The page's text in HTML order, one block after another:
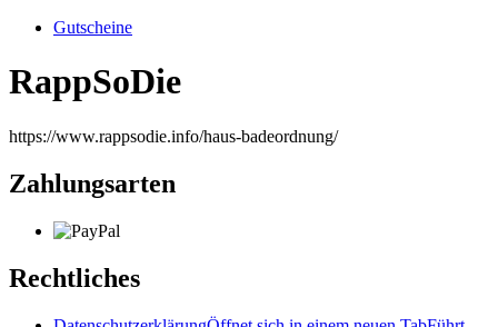
Gutscheine
RappSoDie
https://www.rappsodie.info/haus-badeordnung/
Zahlungsarten
Rechtliches